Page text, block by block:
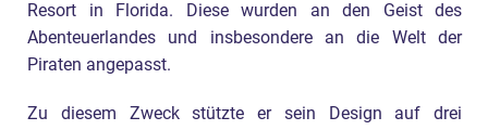
Resort in Florida. Diese wurden an den Geist des
Abenteuerlandes und insbesondere an die Welt der
Piraten angepasst.
Zu diesem Zweck stützte er sein Design auf drei